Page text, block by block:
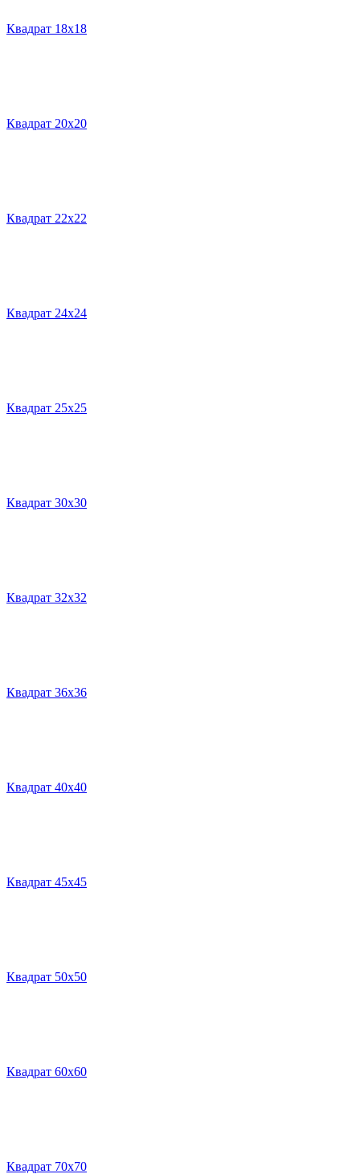
Квадрат 18х18
Квадрат 20х20
Квадрат 22х22
Квадрат 24х24
Квадрат 25х25
Квадрат 30х30
Квадрат 32х32
Квадрат 36х36
Квадрат 40х40
Квадрат 45х45
Квадрат 50х50
Квадрат 60х60
Квадрат 70х70